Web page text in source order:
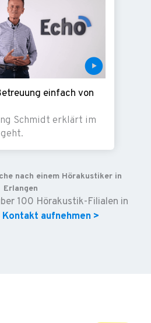
einfach von
Schmidt erklärt im
nach einem Hörakustiker in
Erlangen
100 Hörakustik-Filialen in
Kontakt aufnehmen >